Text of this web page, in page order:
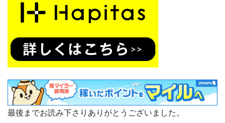
最後までお読み下さりありがとうございました。